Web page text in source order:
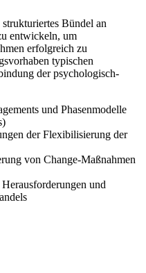
Bündel an
entwickeln, um
erfolgreich zu
typischen
der psychologisch-
und Phasenmodelle
der Flexibilisierung der
von Change-Maßnahmen
und